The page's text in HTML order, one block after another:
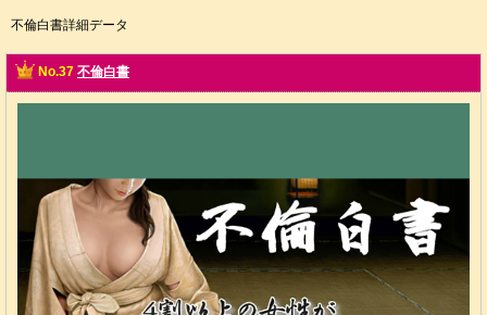
不倫白書詳細データ
No.37 不倫白書